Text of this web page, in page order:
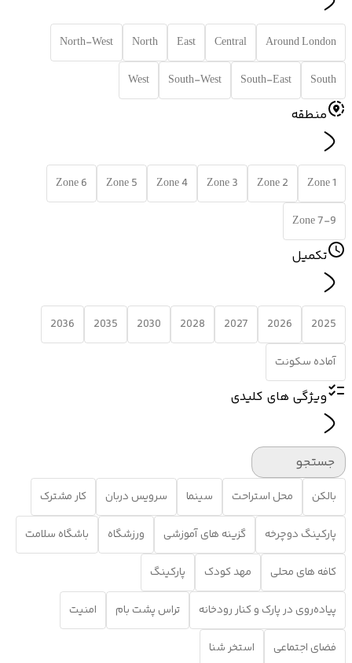
Around London
Central
East
North
North-West
South
South-East
South-West
West
منطقه
Zone 1
Zone 2
Zone 3
Zone 4
Zone 5
Zone 6
Zone 7-9
تکمیل
2025
2026
2027
2028
2030
2035
2036
آماده سکونت
ویژگی های کلیدی
جستجو
بالکن محل استراحت سینما سرویس دربان کار مشترک
پارکینگ دوچرخه گزینه های آموزشی ورزشگاه باشگاه سلامت
کافه های محلی مهد کودک پارکینگ
پیاده‌روی در پارک و کنار رودخانه تراس پشت بام امنیت
فضای اجتماعی استخر شنا